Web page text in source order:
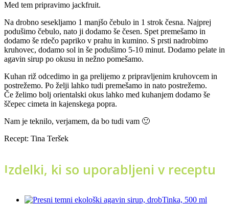
Med tem pripravimo jackfruit.
Na drobno sesekljamo 1 manjšo čebulo in 1 strok česna. Najprej
podušimo čebulo, nato ji dodamo še česen. Spet premešamo in
dodamo še rdečo papriko v prahu in kumino. S prsti nadrobimo
kruhovec, dodamo sol in še podušimo 5-10 minut. Dodamo pelate in
agavin sirup po okusu in nežno pomešamo.
Kuhan riž odcedimo in ga prelijemo z pripravljenim kruhovcem in
postrežemo. Po želji lahko tudi premešamo in nato postrežemo.
Če želimo bolj orientalski okus lahko med kuhanjem dodamo še
ščepec cimeta in kajenskega popra.
Nam je teknilo, verjamem, da bo tudi vam 🙂
Recept: Tina Teršek
Izdelki, ki so uporabljeni v receptu